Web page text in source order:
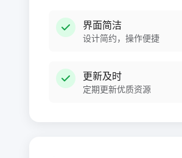
界面简洁
设计简约，操作便捷
更新及时
定期更新优质资源